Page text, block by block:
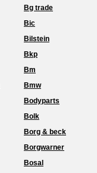
Bg trade
Bic
Bilstein
Bkp
Bm
Bmw
Bodyparts
Bolk
Borg & beck
Borgwarner
Bosal